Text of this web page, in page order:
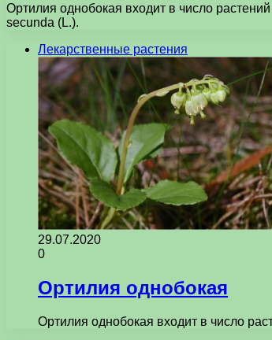
Ортилия однобокая входит в число
secunda (L.).
Лекарственные растения
29.07.2020
0
Ортилия однобокая
Ортилия однобокая входит в число